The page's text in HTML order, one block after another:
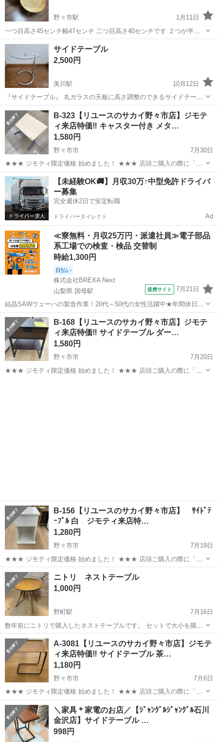
野々市駅
1月11日
一つ目高さ45センチ幅47センチ 二つ目高さ40センチです ２つが半分
ほど重なるように置くことができます ニトリで購入しました
石川 野々市市 野々市駅
サイドテーブル
2,500円
美川駅
10月12日
『サイドテーブル』 丸ガラスの天板に高さ調整のできるサイドテーブ
ルです。 天板ガラスの直径は450㎜ 天板の高さは485～710㎜の間で数
段階の変更可能。 中古品につきガラス面の小傷、支柱の白錆などあり
ます。 ...
石川 白山市 美川駅 サイドテーブル
B-323【リユースのサカイ野々市店】ジモテ
ィ来店特価‼ キャスター付き メタ…
1,580円
野々市市
7月30日
★★★ ジモティ限定価格 始めました！ ★★★ 店頭ご購入の際に「ジ
モティを見た」と言っていただくと、ジモティ限定価格(表示価格より
7%OFF)でのご購入が可能です。 是非、店頭にてスタッフまでお伝え
くださいませ。 ...
石川 野々市市 テーブル サカイ
【未経験OK🚚】月収30万↑中型免許ドライバ
ー募集
完全週休2日で安定転職
ドライバーダイレクト Ad
≪寮無料・月収25万円・派遣社員≫電子部品
系工場での検査・検品 交替制
時給1,300円
日払い
株式会社BREXA Next
山梨県 国母駅
提携サイト 7月21日
結晶SAWウェーハの製造作業！20代～50代の女性活躍中★年間休日
120日＆土日祝休み！クリーンルーム内でのお仕事！日払い制度利用可
◎正社員登用制度あり！マイカー通勤可！《山梨県中巨摩郡昭和町》
人気の工場のお仕事 ◇結晶...
山梨 国母駅 その他
B-168【リユースのサカイ野々市店】ジモテ
ィ来店特価‼ サイドテーブル ダー…
1,580円
野々市市
7月20日
★★★ ジモティ限定価格 始めました！ ★★★ 店頭ご購入の際に「ジ
B-156【リユースのサカイ野々市店】 ｻｲﾄﾞﾃ
ｰﾌﾞﾙ 白 ジモティ来店特…
1,280円
野々市市
7月19日
★★★ ジモティ限定価格 始めました！ ★★★ 店頭ご購入の際に「ジ
モティを見た」と言っていただくと、ジモティ限定価格(表示価格より
7%OFF)でのご購入が可能です。 是非、店頭にてスタッフまでお伝え
くださいませ。 ...
石川 野々市市 テーブル
ニトリ ネストテーブル
1,000円
野町駅
7月16日
数年前にニトリで購入したネストテーブルです。 セットで大小を購入
したうちの小さいサイズです。 黒いシミと、天板に木目の剥がれが少
しあります。画像でご確認ください。 程よい大きさで重宝しておりま
した。色合いもどんなインテリアに...
石川 金沢市 テーブル
A-3081【リユースのサカイ野々市店】ジモテ
ィ来店特価‼ サイドテーブル 茶…
1,180円
野々市市
7月6日
★★★ ジモティ限定価格 始めました！ ★★★ 店頭ご購入の際に「ジ
モティを見た」と言っていただくと、ジモティ限定価格(表示価格より
7%OFF)でのご購入が可能です。 是非、店頭にてスタッフまでお伝え
くださいませ。 ...
石川 野々市市 テーブル サカイ
＼家具＊家電のお店／【ｼﾞｬﾝｸﾞﾙｼﾞｬﾝｸﾞﾙ石川
金沢店】サイドテーブル …
998円